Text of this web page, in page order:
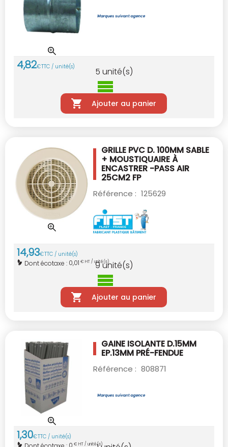
4,82€TTC / unité(s) 5 unité(s)
Ajouter au panier
GRILLE PVC D. 100MM SABLE
+ MOUSTIQUAIREÀ
ENCASTRER -PASS AIR
25CM2 FP
Référence : 125629
14,93€TTC / unité(s)
Dont écotaxe : 0,01 € HT / unité(s)
9unité(s)
Ajouter au panier
GAINE ISOLANTE D.15MM
EP.13MM PRÉ-FENDUE
Référence : 808871
1,30€TTC / unité(s)
0 € HT / unité(s)